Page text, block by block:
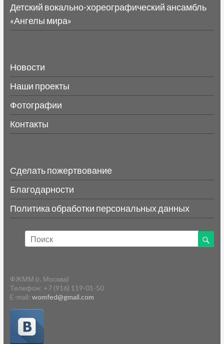
Детский вокально-хореографический ансамбль
«Ангелы мира»
Новости
Наши проекты
Фотографии
Контакты
Сделать пожертвование
Благодарности
Политика обработки персональных данных
ФЖММ (г. Москва)
Телефон: +7 (916) 119-01-50
E-mail: womfed@gmail.com